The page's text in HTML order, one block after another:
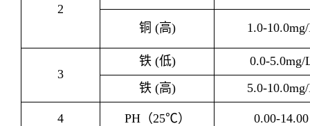
2
铜 (高) 1.0-
3
铁 (低)
0.0-5.0mg/
铁 (高)
5.0-
4 PH（25℃） 0.00-14.00